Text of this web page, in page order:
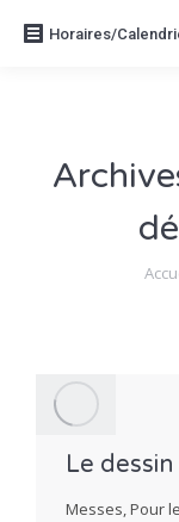
Horaires/
Le dessin
Messes,Pour